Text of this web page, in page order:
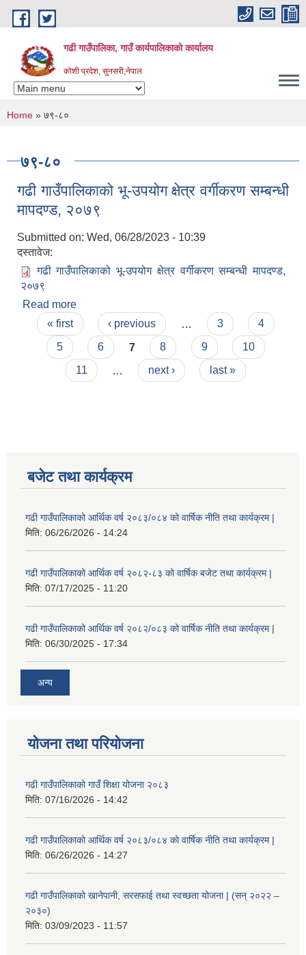
Skip to main content
गढी गाउँपालिका, गाउँ कार्यपालिकाको कार्यालय
कोशी प्रदेश, सुनसरी,नेपाल
You are here
Home » ७९-८०
७९-८०
गढी गाउँपालिकाको भू-उपयोग क्षेत्र वर्गीकरण सम्बन्धी
मापदण्ड, २०७९
Submitted on: Wed, 06/28/2023 - 10:39
दस्तावेज:
गढी गाउँपालिकाको भू-उपयोग क्षेत्र वर्गीकरण सम्बन्धी मापदण्ड,
२०७९
Read more
मापदण्ड, २०७९
Pages
« first ‹ previous 3
4
5
6 7 8 9
10
11
next › last »
बजेट तथा कार्यक्रम
गढी गाउँपालिकाको आर्थिक वर्ष २०८३/०८४ को वार्षिक नीति तथा कार्यक्रम |
मिति: 06/26/2026 - 14:24
गढी गाउँपालिकाको आर्थिक वर्ष २०८२-८३ को वार्षिक बजेट तथा कार्यक्रम |
मिति: 07/17/2025 - 11:20
गढी गाउँपालिकाको आर्थिक वर्ष २०८२/०८३ को वार्षिक नीति तथा कार्यक्रम |
मिति: 06/30/2025 - 17:34
अन्य
योजना तथा परियोजना
गढी गाउँपालिकाको गाउँ शिक्षा योजना २०८३
मिति: 07/16/2026 - 14:42
गढी गाउँपालिकाको आर्थिक वर्ष २०८३/०८४ को वार्षिक नीति तथा कार्यक्रम |
मिति: 06/26/2026 - 14:27
गढी गाउँपालिकाको खानेपानी, सरसफाई तथा स्वच्छता योजना | (सन् २०२२ –
२०३०)
मिति: 03/09/2023 - 11:57